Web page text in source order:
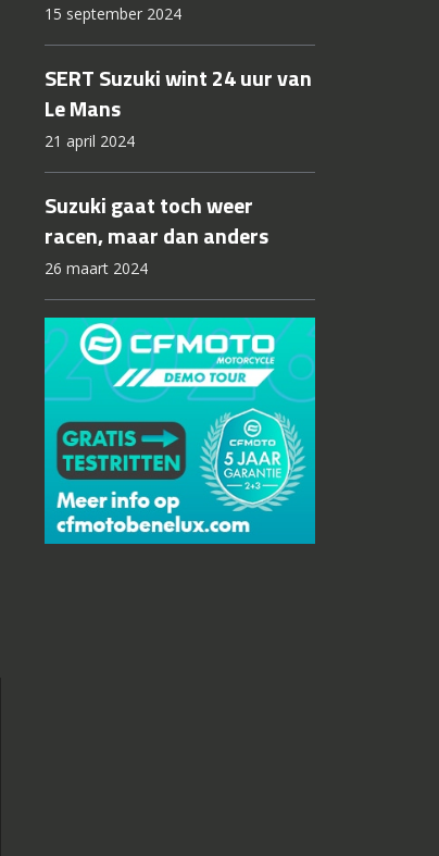
15 september 2024
SERT Suzuki wint 24 uur van
Le Mans
21 april 2024
Suzuki gaat toch weer
racen, maar dan anders
26 maart 2024